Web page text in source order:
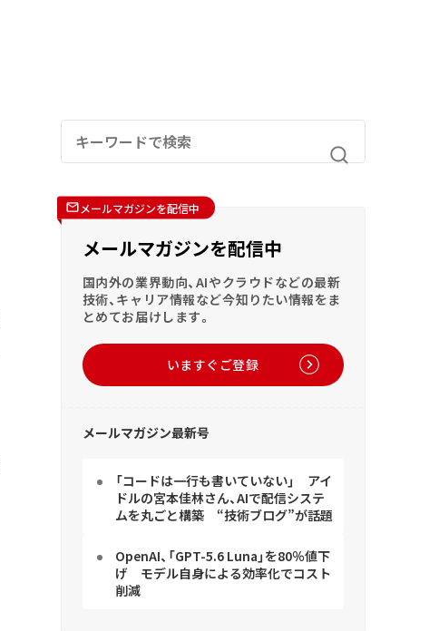
メールマガジンを配信中
メールマガジンを配信中
国内外の業界動向、AIやクラウドなどの最新
技術、キャリア情報など今知りたい情報をま
とめてお届けします。
いますぐご登録
メールマガジン最新号
「コードは一行も書いていない」 アイ
ドルの宮本佳林さん、AIで配信システ
ムを丸ごと構築 “技術ブログ”が話題
OpenAI、「GPT-5.6 Luna」を80％値下
げ モデル自身による効率化でコスト
削減